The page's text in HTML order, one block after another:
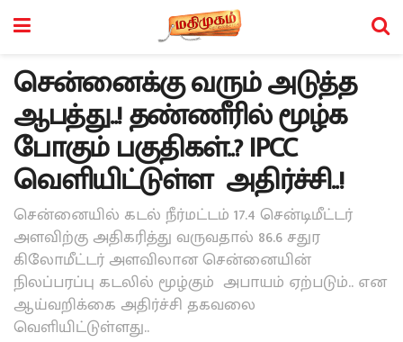
சென்னைக்கு வரும் அடுத்த
ஆபத்து..! தண்ணீரில் மூழ்க
போகும் பகுதிகள்..? IPCC
வெளியிட்டுள்ள அதிர்ச்சி..!
சென்னையில் கடல் நீர்மட்டம் 17.4 சென்டிமீட்டர்
அளவிற்கு அதிகரித்து வருவதால் 86.6 சதுர
கிலோமீட்டர் அளவிலான சென்னையின்
நிலப்பரப்பு கடலில் மூழ்கும் அபாயம் ஏற்படும்.. என
ஆய்வறிக்கை அதிர்ச்சி தகவலை
வெளியிட்டுள்ளது..